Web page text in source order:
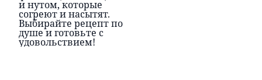
и нутом, которые
согреют и насытят.
Выбирайте рецепт по
душе и готовьте с
удовольствием!